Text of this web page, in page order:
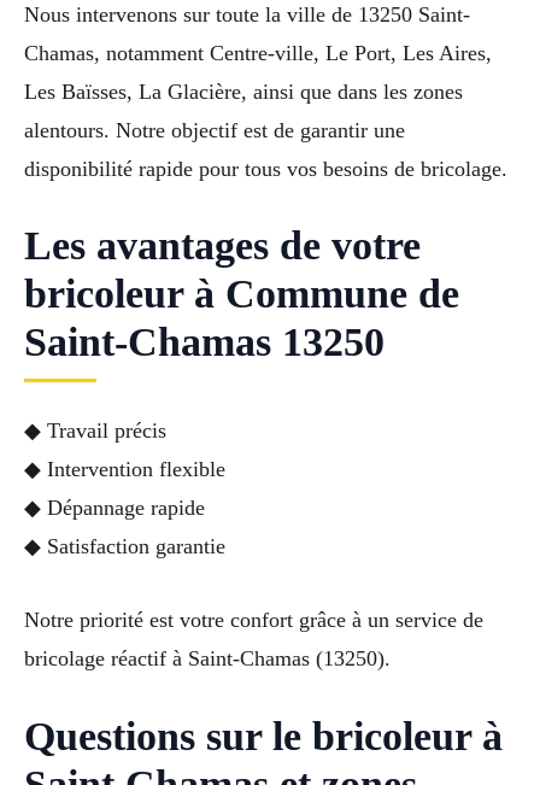
Nous intervenons sur toute la ville de 13250 Saint-
Chamas, notamment Centre-ville, Le Port, Les Aires,
Les Baïsses, La Glacière, ainsi que dans les zones
alentours. Notre objectif est de garantir une
disponibilité rapide pour tous vos besoins de bricolage.
Les avantages de votre
bricoleur à Commune de
Saint-Chamas 13250
◆ Travail précis
◆ Intervention flexible
◆ Dépannage rapide
◆ Satisfaction garantie
Notre priorité est votre confort grâce à un service de
bricolage réactif à Saint-Chamas (13250).
Questions sur le bricoleur à